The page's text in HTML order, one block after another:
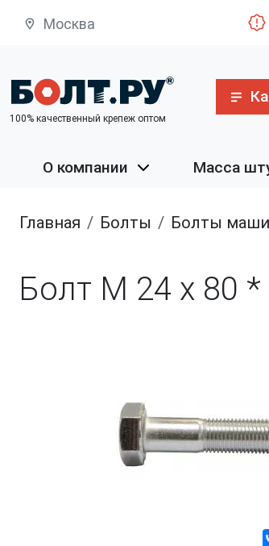
Москва
100% качественный крепеж оптом
О компании Масса
Главная болты болты
Болт М 24 х 80 *